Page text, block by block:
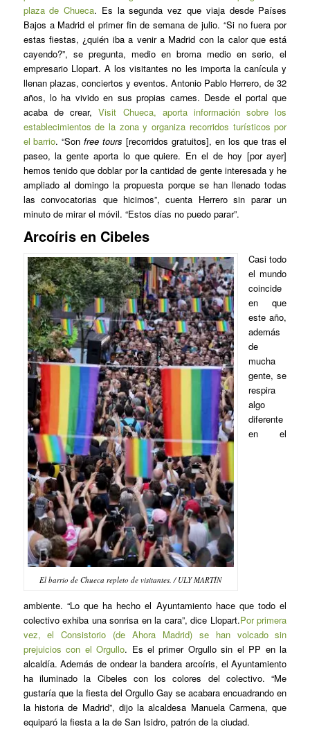
plaza de Chueca. Es la segunda vez que viaja desde Países
Bajos a Madrid el primer fin de semana de julio. “Si no fuera por
estas fiestas, ¿quién iba a venir a Madrid con la calor que está
cayendo?”, se pregunta, medio en broma medio en serio, el
empresario Llopart. A los visitantes no les importa la canícula y
llenan plazas, conciertos y eventos. Antonio Pablo Herrero, de 32
años, lo ha vivido en sus propias carnes. Desde el portal que
acaba de crear,Visit Chueca, aporta información sobre los
establecimientos de la zona y organiza recorridos turísticos por
el barrio. “Sonfree tours [recorridos gratuitos], en los que tras el
paseo, la gente aporta lo que quiere. En el de hoy [por ayer]
hemos tenido que doblar por la cantidad de gente interesada y he
ampliado al domingo la propuesta porque se han llenado todas
las convocatorias que hicimos”, cuenta Herrero sin parar un
minuto de mirar el móvil. “Estos días no puedo parar”.
Arcoíris en Cibeles
El barrio de Chueca repleto de visitantes. / ULY MARTÍN
Casi todo
el mundo
coincide
en que
este año,
además
de
mucha
gente, se
respira
algo
diferente
en el
ambiente. “Lo que ha hecho el Ayuntamiento hace que todo el
colectivo exhiba una sonrisa en la cara”, dice Llopart.Por primera
vez, el Consistorio (de Ahora Madrid) se han volcado sin
prejuicios con el Orgullo. Es el primer Orgullo sin el PP en la
alcaldía. Además de ondear la bandera arcoíris, el Ayuntamiento
ha iluminado la Cibeles con los colores del colectivo. “Me
gustaría que la fiesta del Orgullo Gay se acabara encuadrando en
la historia de Madrid”, dijo la alcaldesa Manuela Carmena, que
equiparó la fiesta a la de San Isidro, patrón de la ciudad.